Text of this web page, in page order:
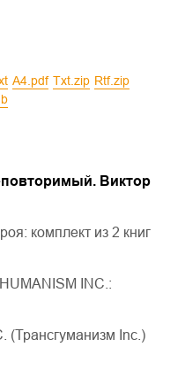
a4.pdf txt.zip
rtf.zip
Виктор
комплект из 2 книг
INC.:
(Трансгуманизм Inc.)